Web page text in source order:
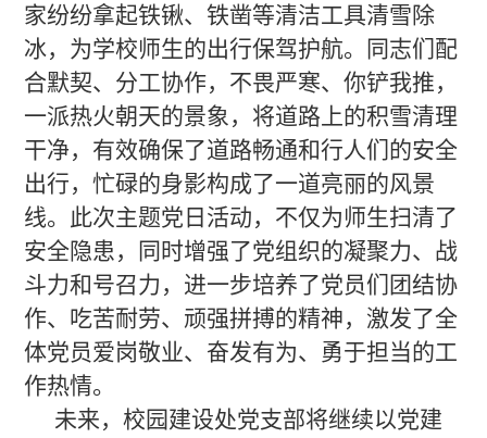
家纷纷拿起铁锹、铁凿等清洁工具清雪除
冰，为学校师生的出行保驾护航。同志们配
合默契、分工协作，不畏严寒、你铲我推，
一派热火朝天的景象，将道路上的积雪清理
干净，有效确保了道路畅通和行人们的安全
出行，忙碌的身影构成了一道亮丽的风景
线。此次主题党日活动，不仅为师生扫清了
安全隐患，同时增强了党组织的凝聚力、战
斗力和号召力，进一步培养了党员们团结协
作、吃苦耐劳、顽强拼搏的精神，激发了全
体党员爱岗敬业、奋发有为、勇于担当的工
作热情。
未来，校园建设处党支部将继续以党建